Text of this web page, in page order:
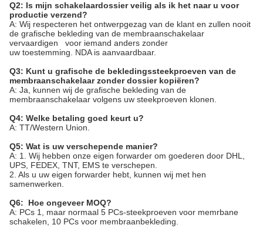
Q2: Is mijn schakelaardossier veilig als ik het naar u voor
productie verzend?
A: Wij respecteren het ontwerpgezag van de klant en zullen nooit
de grafische bekleding van de membraanschakelaar
vervaardigen voor iemand anders zonder
uw toestemming. NDA is aanvaardbaar.
Q3: Kunt u grafische de bekledingssteekproeven van de
membraanschakelaar zonder dossier kopiëren?
A: Ja, kunnen wij de grafische bekleding van de
membraanschakelaar volgens uw steekproeven klonen.
Q4: Welke betaling goed keurt u?
A: TT/Western Union.
Q5: Wat is uw verschepende manier?
A: 1. Wij hebben onze eigen forwarder om goederen door DHL,
UPS, FEDEX, TNT, EMS te verschepen.
2. Als u uw eigen forwarder hebt, kunnen wij met hen
samenwerken.
Q6: Hoe ongeveer MOQ?
A: PCs 1, maar normaal 5 PCs-steekproeven voor memrbane
schakelen, 10 PCs voor membraanbekleding.